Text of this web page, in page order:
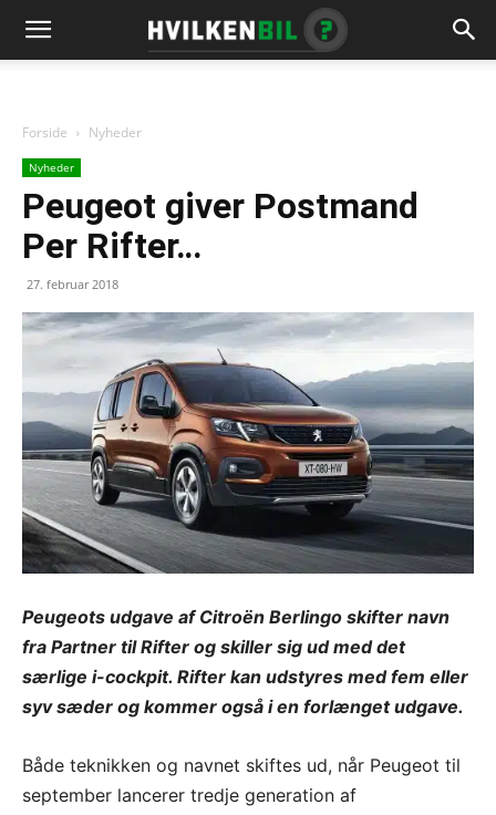
Forside Nyheder
Nyheder
Peugeot giver Postmand
Per Rifter…
27. februar 2018
Peugeots udgave af Citroën Berlingo skifter navn
fra Partner til Rifter og skiller sig ud med det
særlige i-cockpit. Rifter kan udstyres med fem eller
syv sæder og kommer også i en forlænget udgave.
Både teknikken og navnet skiftes ud, når Peugeot til
september lancerer tredje generation af